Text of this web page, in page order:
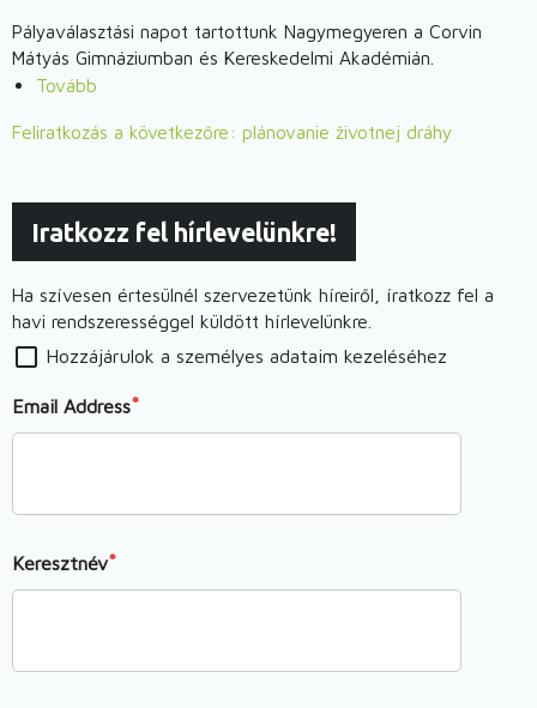
Pályaválasztási
nap
Széchenyi
Nyelvű
Pályaválasztási napot tartottunk Nagymegyeren a Corvin
Mátyás Gimnáziumban és Kereskedelmi Akadémián.
Tovább
Nagymegyeren
október
21.)
Feliratkozás a következőre: plánovanie životnej dráhy
Iratkozz fel hírlevelünkre!
Ha szívesen értesülnél szervezetünk híreiről, íratkozz fel a
havi rendszerességgel küldött hírlevelünkre.
Hozzájárulok a személyes adataim kezeléséhez
Email Address
Keresztnév